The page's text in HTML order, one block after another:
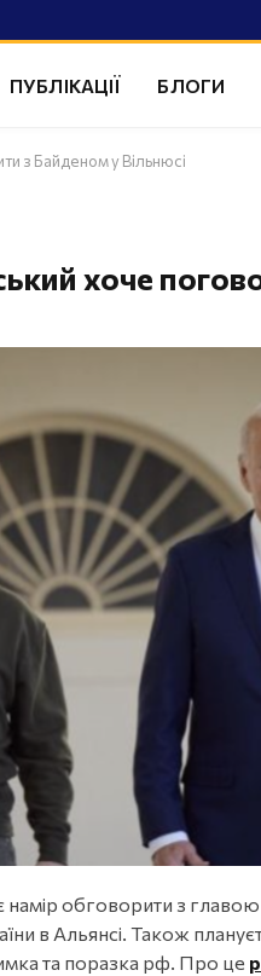
ПУБЛІКАЦІЇ БЛОГИ
з Байденом у Вільнюсі
хоче
обговорити з
в Альянсі. Також
та поразка рф. Про це